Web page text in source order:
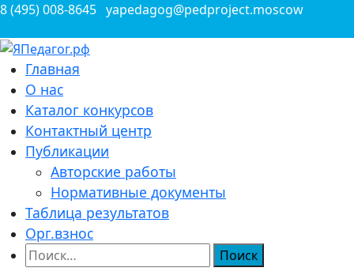
Перейти
содержимому
8 (495) 008-8645 yapedagog@pedproject.moscow
ЯПедагог.рф
Всероссийские конкурсы для педагогов
Главная
О нас
Каталог конкурсов
Контактный центр
Публикации
Авторские работы
Нормативные документы
Таблица результатов
Орг.взнос
Найти: